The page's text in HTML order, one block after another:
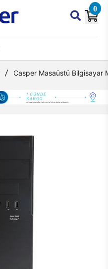
0
Casper Masaüstü Bilgisayar